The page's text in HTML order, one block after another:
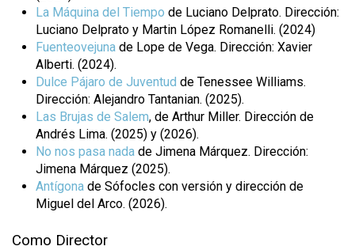
La Máquina del Tiempo de Luciano Delprato. Dirección:
Luciano Delprato y Martin López Romanelli. (2024)
Fuenteovejuna de Lope de Vega. Dirección: Xavier
Alberti. (2024).
Dulce Pájaro de Juventud de Tenessee Williams.
Dirección: Alejandro Tantanian. (2025).
Las Brujas de Salem, de Arthur Miller. Dirección de
Andrés Lima. (2025) y (2026).
No nos pasa nada de Jimena Márquez. Dirección:
Jimena Márquez (2025).
Antígona de Sófocles con versión y dirección de
Miguel del Arco. (2026).
Como Director